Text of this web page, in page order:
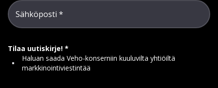
Sähköposti
Tilaa uutiskirje!
Haluan saada Veho-konserniin kuuluvilta yhtiöiltä
markkinointiviestintää